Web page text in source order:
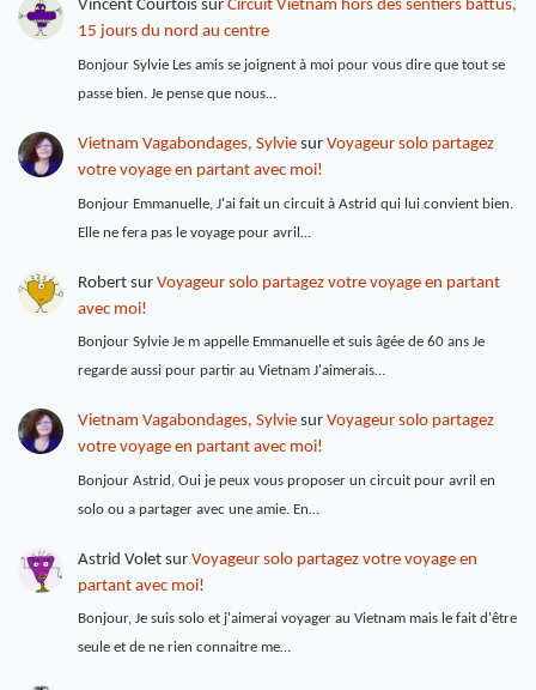
Vincent Courtoissur Circuit Vietnam hors des sentiers battus,
15 jours du nord au centre
Bonjour Sylvie Les amis se joignent à moi pour vous dire que tout se
passe bien. Je pense que nous…
Vietnam Vagabondages, Sylviesur Voyageur solo partagez
votre voyage en partant avec moi!
Bonjour Emmanuelle, J'ai fait un circuit à Astrid qui lui convient bien.
Elle ne fera pas le voyage pour avril…
Robertsur Voyageur solo partagez votre voyage en partant
avec moi!
Bonjour Sylvie Je m appelle Emmanuelle et suis âgée de 60 ans Je
regarde aussi pour partir au Vietnam J'aimerais…
Vietnam Vagabondages, Sylviesur Voyageur solo partagez
votre voyage en partant avec moi!
Bonjour Astrid, Oui je peux vous proposer un circuit pour avril en
solo ou a partager avec une amie. En…
Astrid Voletsur Voyageur solo partagez votre voyage en
partant avec moi!
Bonjour, Je suis solo et j'aimerai voyager au Vietnam mais le fait d'être
seule et de ne rien connaitre me…